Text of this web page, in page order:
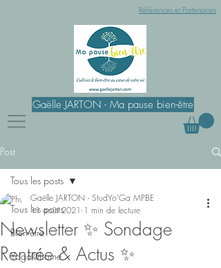
Références et Partenaires
Gaëlle JARTON - Ma pause bien-être
Post
Tous les posts
Bien-être
Yoga@home
Tous les posts
Newsletter ✨ Sondage
Rentrée & Actus ✨
Gaëlle JARTON - StudYo'Ga MPBE
11 août 2021 1 min de lecture